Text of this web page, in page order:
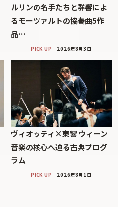
ルリンの名手たちと群響によ
るモーツァルトの協奏曲5作
品…
PICK UP 2026年8月3日
ヴィオッティ×東響 ウィーン
音楽の核心へ迫る古典プログ
ラム
PICK UP 2026年8月1日